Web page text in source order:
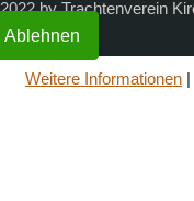
by Trachtenverein
Ablehnen
Weitere Informationen |